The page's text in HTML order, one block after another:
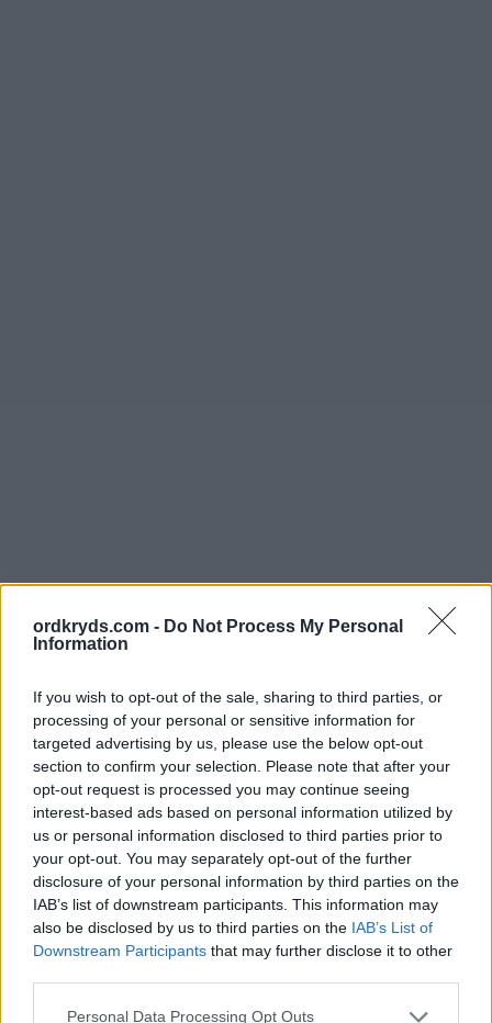
ordkryds.com - Do Not Process My Personal
Information
If you wish to opt-out of the sale, sharing to third parties, or
processing of your personal or sensitive information for
targeted advertising by us, please use the below opt-out
section to confirm your selection. Please note that after your
opt-out request is processed you may continue seeing
interest-based ads based on personal information utilized by
us or personal information disclosed to third parties prior to
your opt-out. You may separately opt-out of the further
disclosure of your personal information by third parties on the
IAB’s list of downstream participants. This information may
also be disclosed by us to third parties on the IAB’s List of
Downstream Participants that may further disclose it to other
Personal Data Processing Opt Outs